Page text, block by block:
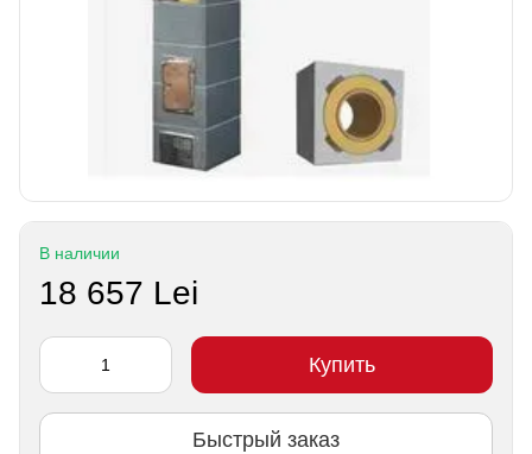
В наличии
18 657 Lei
Купить
Быстрый заказ